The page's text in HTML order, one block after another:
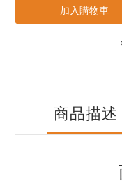
加入購物車
商品描述